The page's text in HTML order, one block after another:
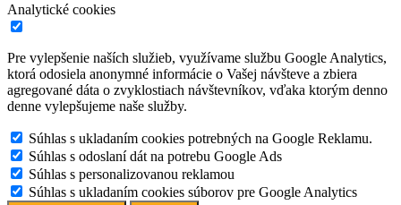
Analytické cookies
Pre vylepšenie naších služieb, využívame službu Google Analytics,
ktorá odosiela anonymné informácie o Vašej návšteve a zbiera
agregované dáta o zvyklostiach návštevníkov, vďaka ktorým denno
denne vylepšujeme naše služby.
Súhlas s ukladaním cookies potrebných na Google Reklamu.
Súhlas s odoslaní dát na potrebu Google Ads
Súhlas s personalizovanou reklamou
Súhlas s ukladaním cookies súborov pre Google Analytics